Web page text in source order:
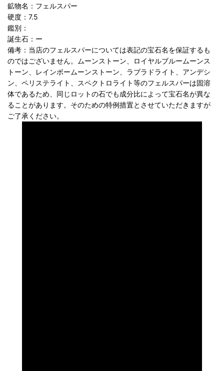
鉱物名：フェルスパー
硬度：7.5
鑑別：
誕生石：ー
備考：当店のフェルスパーについては表記の宝石名を保証するも
のではございません。ムーンストーン、ロイヤルブルームーンス
トーン、レインボームーンストーン、ラブラドライト、アンデシ
ン、ペリステライト、スペクトロライト等のフェルスパーは固溶
体であるため、同じロットの石でも成分比によって宝石名が異な
ることがあります。そのための特例措置とさせていただきますが
ご了承ください。